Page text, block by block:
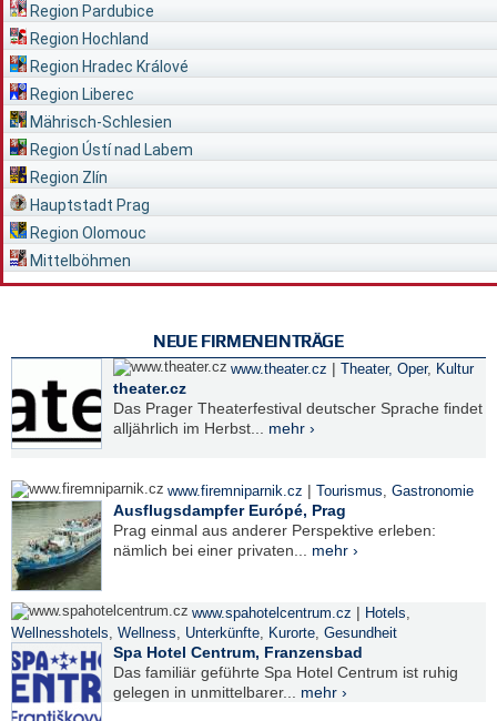
Region Pardubice
Region Hochland
Region Hradec Králové
Region Liberec
Mährisch-Schlesien
Region Ústí nad Labem
Region Zlín
Hauptstadt Prag
Region Olomouc
Mittelböhmen
NEUE FIRMENEINTRÄGE
www.theater.cz | Theater, Oper, Kultur
theater.cz
Das Prager Theaterfestival deutscher Sprache findet
alljährlich im Herbst... mehr ›
www.firemniparnik.cz | Tourismus Gastronomie
Ausflugsdampfer Európé, Prag
Prag einmal aus anderer Perspektive erleben:
nämlich bei einer privaten... mehr ›
www.spahotelcentrum.cz | Hotels
Wellnesshotels
Wellness Unterkünfte Kurorte Gesundheit
Spa Hotel Centrum, Franzensbad
Das familiär geführte Spa Hotel Centrum ist ruhig
gelegen in unmittelbarer... mehr ›